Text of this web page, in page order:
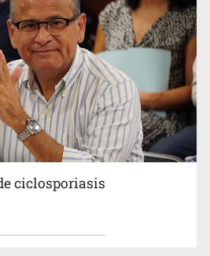
ciclosporiasis